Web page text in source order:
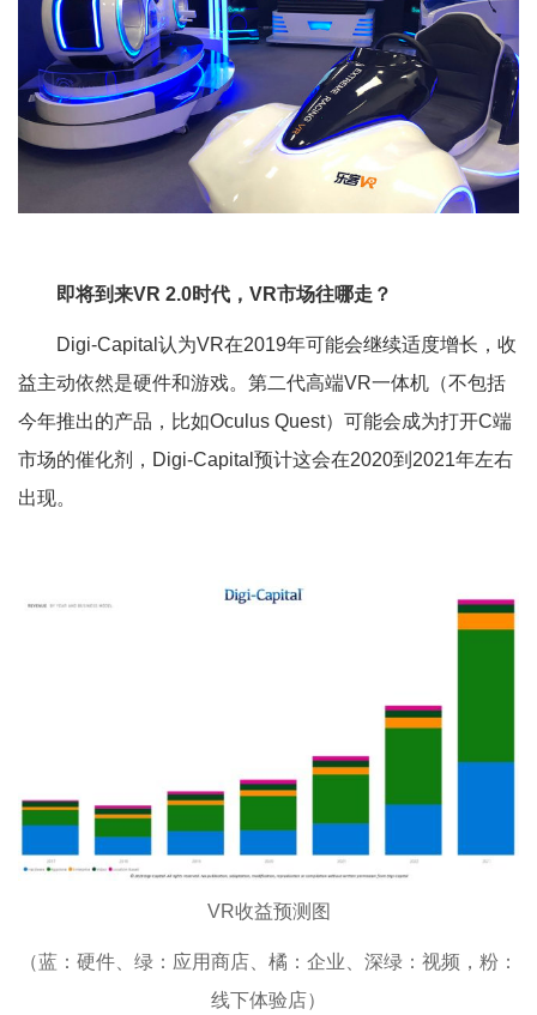
即将到来VR 2.0时代，VR市场往哪走？
Digi-Capital认为VR在2019年可能会继续适度增长，收
益主动依然是硬件和游戏。第二代高端VR一体机（不包括
今年推出的产品，比如Oculus Quest）可能会成为打开C端
市场的催化剂，Digi-Capital预计这会在2020到2021年左右
出现。
VR收益预测图
（蓝：硬件、绿：应用商店、橘：企业、深绿：视频，粉：
线下体验店）